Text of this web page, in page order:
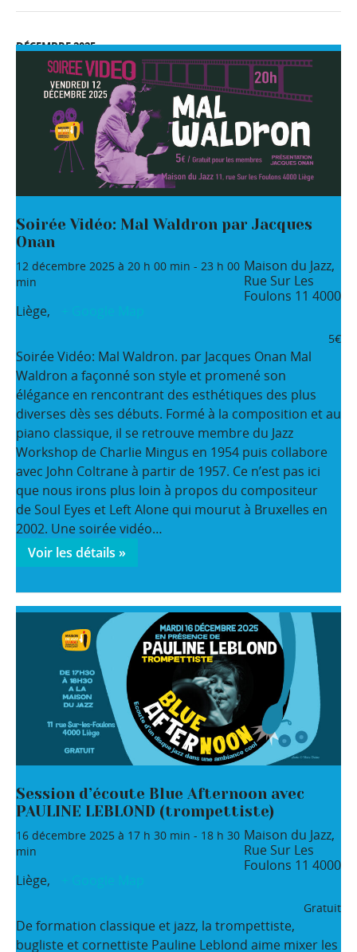
DÉCEMBRE 2025
Soirée Vidéo: Mal Waldron par Jacques
Onan
12 décembre 2025 à 20 h 00 min - 23 h 00
min
Maison du Jazz,
Rue Sur Les
Foulons 11 4000
Liège,
5€
Soirée Vidéo: Mal Waldron. par Jacques Onan Mal
Waldron a façonné son style et promené son
élégance en rencontrant des esthétiques des plus
diverses dès ses débuts. Formé à la composition et au
piano classique, il se retrouve membre du Jazz
Workshop de Charlie Mingus en 1954 puis collabore
avec John Coltrane à partir de 1957. Ce n’est pas ici
que nous irons plus loin à propos du compositeur
de Soul Eyes et Left Alone qui mourut à Bruxelles en
2002. Une soirée vidéo…
Voir les détails »
Session d’écoute Blue Afternoon avec
PAULINE LEBLOND (trompettiste)
16 décembre 2025 à 17 h 30 min - 18 h 30
min
Maison du Jazz,
Rue Sur Les
Foulons 11 4000
Liège,
Gratuit
De formation classique et jazz, la trompettiste,
bugliste et cornettiste Pauline Leblond aime mixer les